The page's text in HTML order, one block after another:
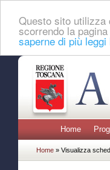
Questo sito utilizza
scorrendo la
saperne di più
Home
Home » Visualizza